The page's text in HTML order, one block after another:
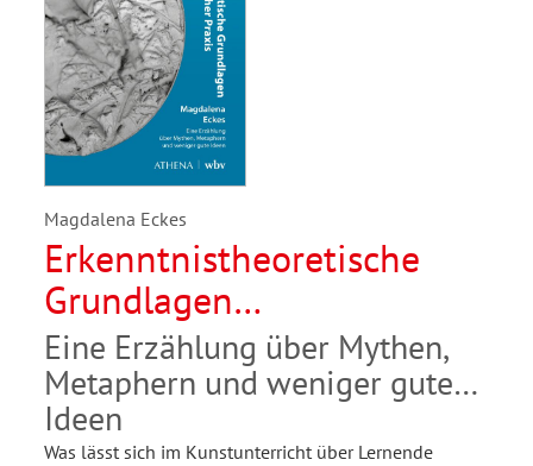
Magdalena Eckes
Erkenntnistheoretische
Grundlagen
kunstpädagogischer Praxis
Eine Erzählung über Mythen,
Metaphern und weniger gute
Ideen
Was lässt sich im Kunstunterricht über Lernende